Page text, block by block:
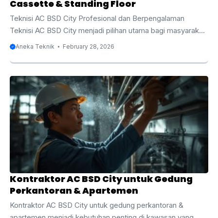
Cassette & Standing Floor
Teknisi AC BSD City Profesional dan Berpengalaman
Teknisi AC BSD City menjadi pilihan utama bagi masyarakat
yang membutuhkan layanan servis, perawatan, instalasi,
pertumbuhan properti yang sangat pesat. Mulai dari
perumahan elite, apartemen, ruko, perkantoran, hingga
pusat perbelanjaan, semuanya membutuhkan sistem
pendingin ruangan yang optimal. Oleh karena itu,
keberadaan teknisi AC yang berpengalaman dan memahami
berbagai jenis AC seperti split, cassette, dan standing floor
menjadi sangat ...
Aneka Teknik February 28, 2026
Kontraktor AC BSD City untuk Gedung
Perkantoran & Apartemen
Kontraktor AC BSD City untuk gedung perkantoran &